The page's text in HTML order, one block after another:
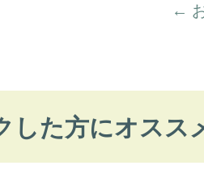
←
した方にオスス